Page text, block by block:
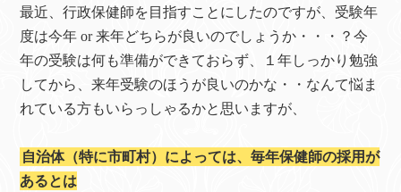
最近、行政保健師を目指すことにしたのですが、受験年
度は今年 or 来年どちらが良いのでしょうか・・・？今
年の受験は何も準備ができておらず、１年しっかり勉強
してから、来年受験のほうが良いのかな・・なんて悩ま
れている方もいらっしゃるかと思いますが、
自治体（特に市町村）によっては、毎年保健師の採用が
あるとは